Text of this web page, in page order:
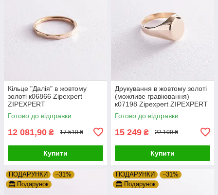
Кільце "Далія" в жовтому
золоті к06866 Zipexpert
ZIPEXPERT
Готово до відправки
12 081,90 ₴ 17 510 ₴
Купити
Друкування в жовтому золоті
(можливе гравіювання)
к07198 Zipexpert ZIPEXPERT
Готово до відправки
15 249 ₴ 22 100 ₴
Купити
ПОДАРУНКИ
–31%
Подарунок
ПОДАРУНКИ
–31%
Подарунок